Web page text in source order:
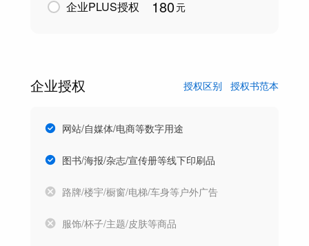
企业PLUS授权 180元
企业授权 授权区别 授权书范本
网站/自媒体/电商等数字用途
图书/海报/杂志/宣传册等线下印刷品
路牌/楼宇/橱窗/电梯/车身等户外广告
服饰/杯子/主题/皮肤等商品